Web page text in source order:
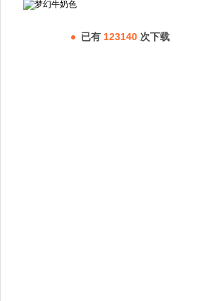
已有 123140 次下载